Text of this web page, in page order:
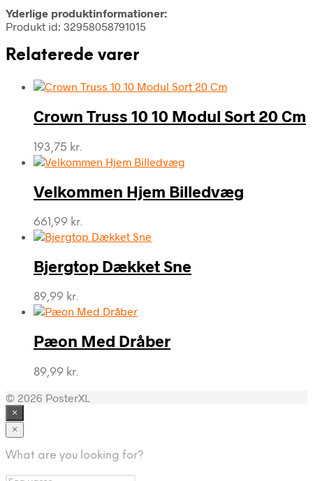
Yderlige produktinformationer:
Produkt id: 32958058791015
Relaterede varer
Crown Truss 10 10 Modul Sort 20 Cm
193,75 kr.
Velkommen Hjem Billedvæg
661,99 kr.
Bjergtop Dækket Sne
89,99 kr.
Pæon Med Dråber
89,99 kr.
© 2026 PosterXL
×
×
What are you looking for?